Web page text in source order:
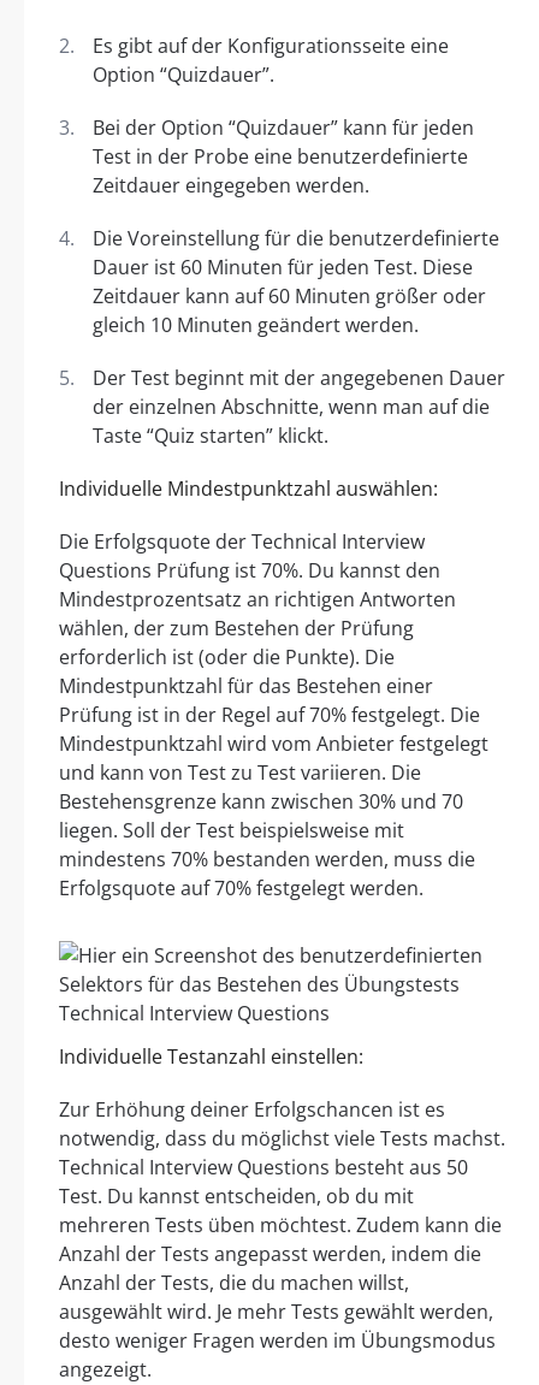
Es gibt auf der Konfigurationsseite eine
Option “Quizdauer”.
Bei der Option “Quizdauer” kann für jeden
Test in der Probe eine benutzerdefinierte
Zeitdauer eingegeben werden.
Die Voreinstellung für die benutzerdefinierte
Dauer ist 60 Minuten für jeden Test. Diese
Zeitdauer kann auf 60 Minuten größer oder
gleich 10 Minuten geändert werden.
Der Test beginnt mit der angegebenen Dauer
der einzelnen Abschnitte, wenn man auf die
Taste “Quiz starten” klickt.
Individuelle Mindestpunktzahl auswählen:
Die Erfolgsquote der Technical Interview
Questions Prüfung ist 70%. Du kannst den
Mindestprozentsatz an richtigen Antworten
wählen, der zum Bestehen der Prüfung
erforderlich ist (oder die Punkte). Die
Mindestpunktzahl für das Bestehen einer
Prüfung ist in der Regel auf 70% festgelegt. Die
Mindestpunktzahl wird vom Anbieter festgelegt
und kann von Test zu Test variieren. Die
Bestehensgrenze kann zwischen 30% und 70
liegen. Soll der Test beispielsweise mit
mindestens 70% bestanden werden, muss die
Erfolgsquote auf 70% festgelegt werden.
Individuelle Testanzahl einstellen:
Zur Erhöhung deiner Erfolgschancen ist es
notwendig, dass du möglichst viele Tests machst.
Technical Interview Questions besteht aus 50
Test. Du kannst entscheiden, ob du mit
mehreren Tests üben möchtest. Zudem kann die
Anzahl der Tests angepasst werden, indem die
Anzahl der Tests, die du machen willst,
ausgewählt wird. Je mehr Tests gewählt werden,
desto weniger Fragen werden im Übungsmodus
angezeigt.